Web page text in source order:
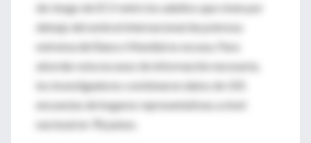
de riesgo de ECV entre los adultos que viven por
debajo del umbral internacional de pobreza
extrema del Banco Mundial es escasa. Para
abordar esta escasez de información necesaria,
los investigadores combinaron datos de 105
encuestas de hogares representativas a nivel
nacional en 78 países.